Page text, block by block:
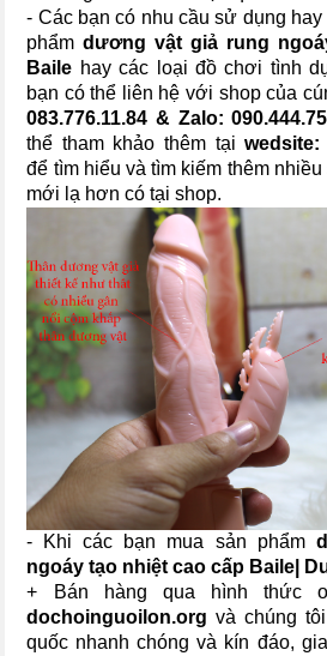
- Các bạn có nhu cầu sử dụng
phẩmdương vật giả rung
Baile hay các loại đồ chơi tình
bạn có thể liên hệ với shop của
083.776.11.84 & Zalo:
thể tham khảo thêm tạiwedsite:
để tìm hiểu và tìm kiếm thêm
mới lạ hơn có tại shop.
- Khi các bạn mua sản phẩm
ngoáy tạo nhiệt cao cấp Baile|
+ Bán hàng qua hình thức
dochoinguoilon.org và chúng
quốc nhanh chóng và kín đáo,